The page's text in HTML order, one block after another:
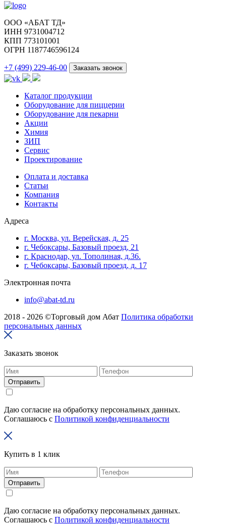
ООО «АБАТ ТД»
ИНН 9731004712
КПП 773101001
ОГРН 1187746596124
+7 (499) 229-46-00 Заказать звонок
Каталог продукции
Оборудование для пиццерии
Оборудование для пекарни
Акции
Химия
ЗИП
Сервис
Проектирование
Оплата и доставка
Cтатьи
Компания
Контакты
Адреса
г. Москва, ул. Верейская, д. 25
г. Чебоксары, Базовый проезд, 21
г. Краснодар, ул. Тополиная, д.36.
г. Чебоксары, Базовый проезд, д. 17
Электронная почта
info@abat-td.ru
2018 - 2026 ©Торговый дом Абат Политика обработки
персональных данных
Заказать звонок
Отправить
Даю согласие на обработку персональных данных.
Соглашаюсь с Политикой конфиденциальности
Купить в 1 клик
Отправить
Даю согласие на обработку персональных данных.
Соглашаюсь с Политикой конфиденциальности